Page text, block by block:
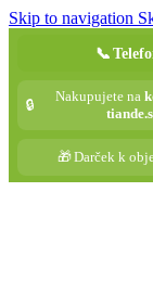
Skip to navigation
📞
🔒
Nakupujete na
🎁Darček k